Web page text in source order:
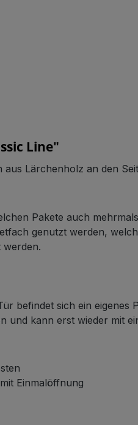
Line"
Lärchenholz an den
Pakete auch
genutzt werden,
werden.
befindet sich ein eigenes
und kann erst wieder mit
Einmalöffnung